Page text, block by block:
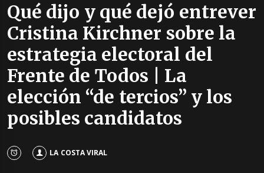
Qué dijo y qué dejó entrever
Cristina Kirchner sobre la
estrategia electoral del
Frente de Todos | La
elección “de tercios” y los
posibles candidatos
LA COSTA VIRAL